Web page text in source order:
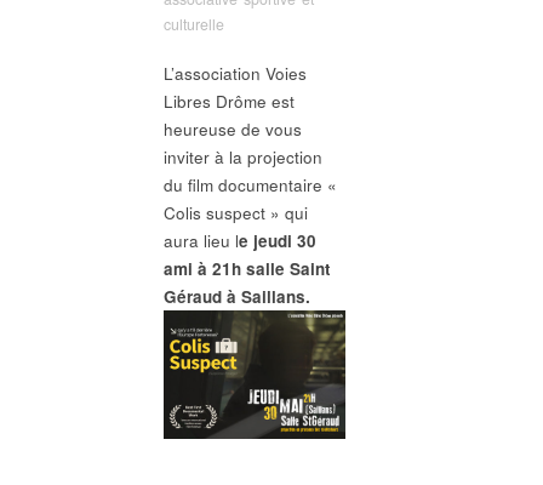
culturelle
L’association Voies
Libres Drôme est
heureuse de vous
inviter à la projection
du film documentaire «
Colis suspect » qui
aura lieu le jeudi 30
ami à 21h salle Saint
Géraud à Saillans.